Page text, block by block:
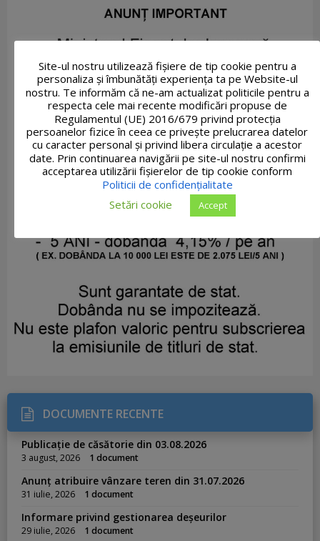
DOCUMENTE RECENTE
Publicație de căsătorie din 03.08.2026
3 august, 2026 1 document
Anunț atribuire vânzare teren din 31.07.2026
31 iulie, 2026 1 document
Informare privind gestionarea deșeurilor
29 iulie, 2026 1 document
Site-ul nostru utilizează fişiere de tip cookie pentru a
personaliza și îmbunătăți experiența ta pe Website-ul
nostru. Te informăm că ne-am actualizat politicile pentru a
respecta cele mai recente modificări propuse de
Regulamentul (UE) 2016/679 privind protecția
persoanelor fizice în ceea ce privește prelucrarea datelor
cu caracter personal și privind libera circulație a acestor
date. Prin continuarea navigării pe site-ul nostru confirmi
acceptarea utilizării fişierelor de tip cookie conform
Politicii de confidențialitate
Setări cookie
Accept